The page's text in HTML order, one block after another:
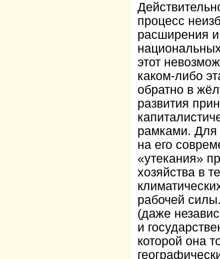
процесс
расширения
этот
каком-либо
обратно в
развития
рамками. Для
на его
«утекания»
хозяйства в
рабочей
(даже
и
которой она